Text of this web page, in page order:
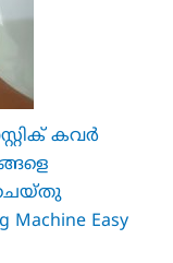
കവർ
ചെയ്തു
Easy